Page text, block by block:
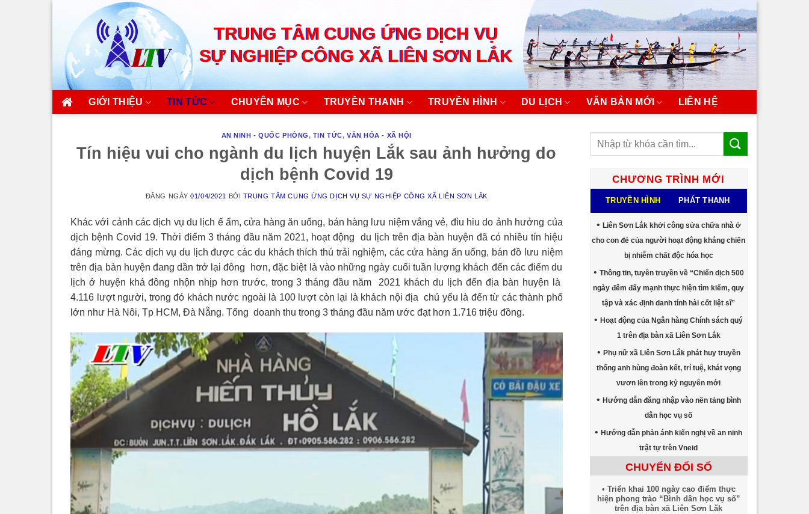
content
TRUNG TÂM CUNG ỨNG DỊCH VỤ
SỰ NGHIỆP CÔNG XÃ LIÊN SƠN LẮK
GIỚI THIỆU TIN TỨC CHUYÊN MỤC TRUYỀN THANH TRUYỀN HÌNH DU LỊCH VĂN BẢN MỚI LIÊN HỆ
AN NINH - QUỐC PHÒNG, TIN TỨC, VĂN HÓA - XÃ HỘI
Tín hiệu vui cho ngành du lịch huyện Lắk sau ảnh hưởng do
dịch bệnh Covid 19
ĐĂNG NGÀY01/04/2021 BỞI TRUNG TÂM CUNG ỨNG DỊCH VỤ SỰ NGHIỆP CÔNG XÃ LIÊN SƠN LẮK
Khác với cảnh các dịch vụ du lịch ế ẩm, cửa hàng ăn uống, bán hàng lưu niệm vắng vẻ, đìu hiu do ảnh hưởng của
dịch bệnh Covid 19. Thời điểm 3 tháng đầu năm 2021, hoạt động du lịch trên địa bàn huyện đã có nhiều tín hiệu
đáng mừng. Các dịch vụ du lịch được các du khách thích thú trải nghiệm, các cửa hàng ăn uống, bán đồ lưu niệm
trên địa bàn huyện đang dần trở lại đông hơn, đặc biệt là vào những ngày cuối tuần lượng khách đến các điểm du
lịch ở huyện khá đông nhộn nhịp hơn trước, trong 3 tháng đầu năm 2021 khách du lịch đến địa bàn huyện là
4.116 lượt người, trong đó khách nước ngoài là 100 lượt còn lại là khách nội địa chủ yếu là đến từ các thành phố
lớn như Hà Nôi, Tp HCM, Đà Nẵng. Tổng doanh thu trong 3 tháng đầu năm ước đạt hơn 1.716 triệu đồng.
CHƯƠNG TRÌNH MỚI
TRUYỀN HÌNH PHÁT THANH
Liên Sơn Lắk khởi công sửa chữa nhà ở
cho con đẻ của người hoạt động kháng chiến
bị nhiễm chất độc hóa học
Thông tin, tuyên truyền về “Chiến dịch 500
ngày đêm đẩy mạnh thực hiện tìm kiếm, quy
tập và xác định danh tính hài cốt liệt sĩ”
Hoạt động của Ngân hàng Chính sách quý
1 trên địa bàn xã Liên Sơn Lắk
Phụ nữ xã Liên Sơn Lắk phát huy truyền
thống anh hùng đoàn kết, trí tuệ, khát vọng
vươn lên trong kỷ nguyên mới
Hướng dẫn đăng nhập vào nền tảng bình
dân học vụ số
Hướng dẫn phản ánh kiến nghị về an ninh
trật tự trên Vneid
CHUYỂN ĐỔI SỐ
Triển khai 100 ngày cao điểm thực
hiện phong trào “Bình dân học vụ số”
trên địa bàn xã Liên Sơn Lăk